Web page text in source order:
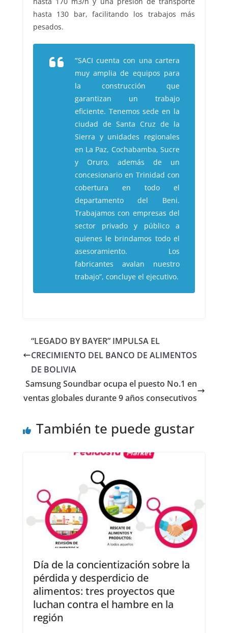
hasta 130 bar, facilitando los trabajos más
pesados.
“SACI cuenta con una cartera
muy amplia de equipos para
la construcción que
garantizan un trabajo
eficiente. Tenemos sede en la
ciudad de Santa Cruz de la
Sierra y unidades regionales
en La Paz, Cochabamba, Sucre
y Oruro, además de un
concesionario en Trinidad con
cobertura en todo el
departamento del Beni.
Trabajamos con empresas del
sector privado y público a
quienes le brindamos todo el
asesoramiento. Los
fabricantes avalan nuestro
trabajo”, concluye el ejecutivo.
“LEGADO BY BAYER” IMPULSA EL
CRECIMIENTO DEL BANCO DE ALIMENTOS
DE BOLIVIA
Samsung Soundbar ocupa el puesto No.1 en
ventas globales durante 9 años consecutivos
También te puede gustar
Día de la concientización sobre la
pérdida y desperdicio de
alimentos: tres proyectos que
luchan contra el hambre en la
región